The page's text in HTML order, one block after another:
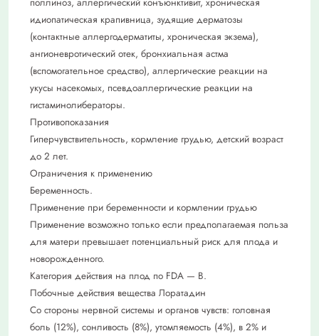
идиопатическая крапивница, зудящие дерматозы
(контактные аллергодерматиты, хроническая экзема),
ангионевротический отек, бронхиальная астма
(вспомогательное средство), аллергические реакции на
укусы насекомых, псевдоаллергические реакции на
гистаминолибераторы.
Противопоказания
Гиперчувствительность, кормление грудью, детский возраст
до 2 лет.
Ограничения к применению
Беременность.
Применение при беременности и кормлении грудью
Применение возможно только если предполагаемая польза
для матери превышает потенциальный риск для плода и
новорожденного.
Категория действия на плод по FDA — B.
Побочные действия вещества Лоратадин
Со стороны нервной системы и органов чувств: головная
боль (12%), сонливость (8%), утомляемость (4%), в 2% и